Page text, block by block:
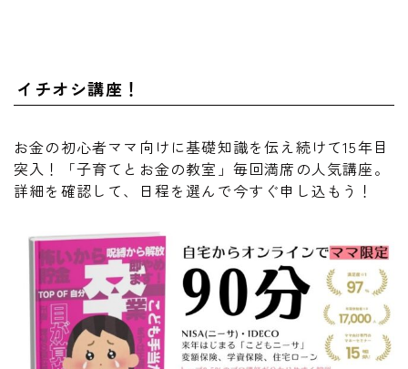
イチオシ講座！
お金の初心者ママ向けに基礎知識を伝え続けて15年目
突入！「子育てとお金の教室」毎回満席の人気講座。
詳細を確認して、日程を選んで今すぐ申し込もう！